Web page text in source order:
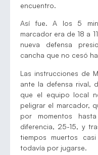
encuentro.
Así fue. A los 5
marcador era de 18 a
nueva defensa
cancha que no cesó
Las instrucciones de
ante la defensa rival,
que el equipo local
peligrar el marcador,
por momentos
diferencia, 25-15, y
tiempos muertos
todavía por jugarse.